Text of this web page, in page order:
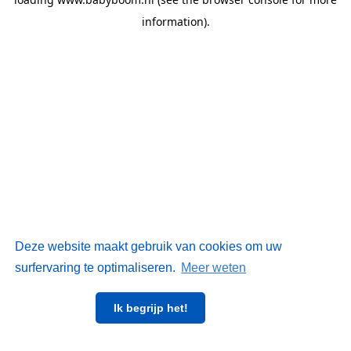
Deze website maakt gebruik van cookies om uw
surfervaring te optimaliseren. Meer weten
Ik begrijp het!
information).